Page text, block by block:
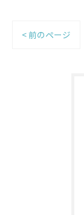
< 前のページ